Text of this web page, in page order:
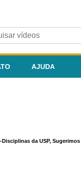
AJUDA
da USP, Sugerimos